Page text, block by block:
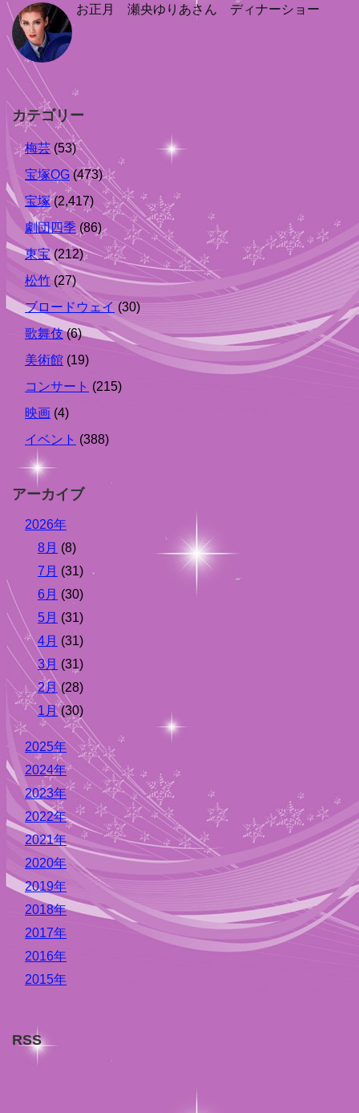
お正月 瀬央ゆりあさん ディナーショー
カテゴリー
梅芸(53)
宝塚OG(473)
宝塚(2,417)
劇団四季(86)
東宝(212)
松竹 (27)
ブロードウェイ (30)
歌舞伎(6)
美術館 (19)
コンサート (215)
映画 (4)
イベント (388)
アーカイブ
2026年
8月 (8)
7月 (31)
6月 (30)
5月 (31)
4月 (31)
3月 (31)
2月(28)
1月(30)
2025年
2024年
2023年
2022年
2021年
2020年
2019年
2018年
2017年
2016年
2015年
RSS